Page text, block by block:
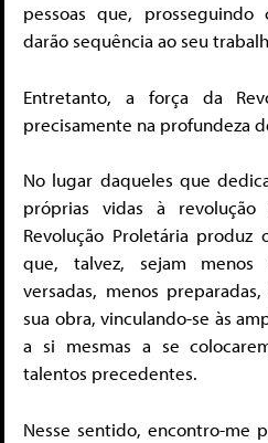
pessoas que, prosseguindo
darão sequência ao seu
Entretanto, a força da
precisamente na profundeza
No lugar daqueles que
próprias vidas à
Revolução Proletária produz
que, talvez, sejam menos
versadas, menos
sua obra, vinculando-se às
a si mesmas a se
talentos precedentes.
Nesse sentido, encontro-me